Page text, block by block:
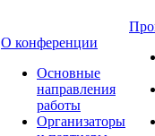
О конференции
Основные
направления
работы
Организаторы